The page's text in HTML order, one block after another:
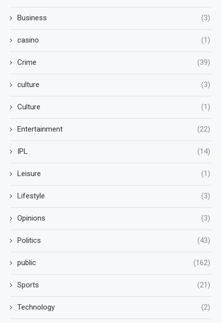
Business (3)
casino (1)
Crime (39)
culture (3)
Culture (1)
Entertainment (22)
IPL (14)
Leisure (1)
Lifestyle (3)
Opinions (3)
Politics (43)
public (162)
Sports (21)
Technology (2)